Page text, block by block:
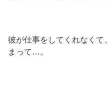
彼が仕事をしてくれなくて
まって…。